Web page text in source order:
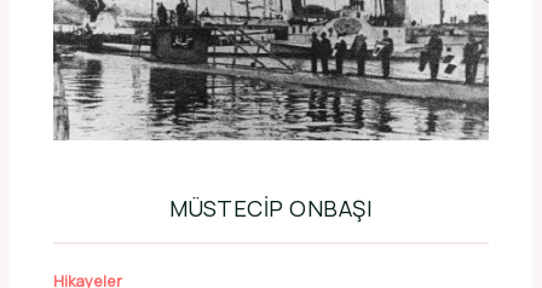
MÜSTECIP ONBAŞI
Hikayeler